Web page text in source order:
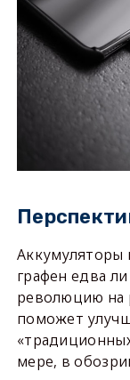
Аккумуляторы
графен едва
революцию на
поможет
мере, в